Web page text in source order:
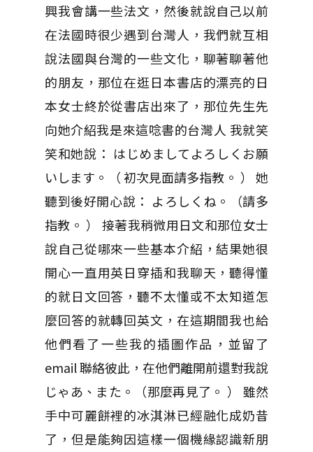
興我會講一些法文，然後就說自己以前
在法國時很少遇到台灣人，我們就互相
說法國與台灣的一些文化，聊著聊著他
的朋友，那位在逛日本書店的漂亮的日
本女士終於從書店出來了，那位先生先
向她介紹我是來這唸書的台灣人 我就笑
笑和她說： はじめましてよろしくお願
いします。（ 初次見面請多指教。 ） 她
聽到後好開心說： よろしくね。（請多
指教。 ） 接著我稍微用日文和那位女士
說自己從哪來一些基本介紹，結果她很
開心一直用英日穿插和我聊天，聽得懂
的就日文回答，聽不太懂或不太知道怎
麼回答的就轉回英文，在這期間我也給
他們看了一些我的插圖作品，並留了
email 聯絡彼此，在他們離開前還對我說
じゃあ、また。（那麼再見了。 ） 雖然
手中可麗餅裡的冰淇淋已經融化成奶昔
了，但是能夠因這樣一個機緣認識新朋